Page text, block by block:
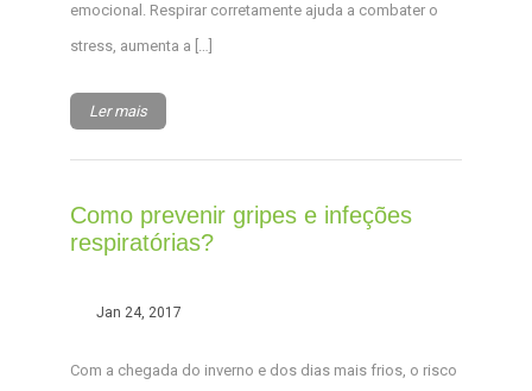
emocional. Respirar corretamente ajuda a combater o
stress, aumenta a […]
Ler mais
Como prevenir gripes e infeções
respiratórias?
Jan 24, 2017
Com a chegada do inverno e dos dias mais frios, o risco